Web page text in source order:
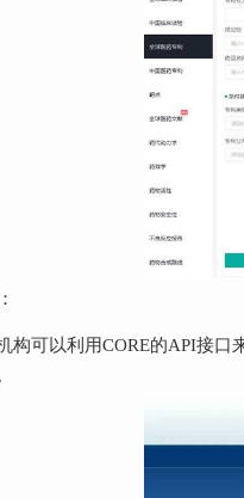
：
构可以利用CORE的API接